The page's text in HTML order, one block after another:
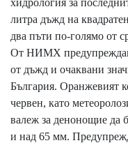
хидрология за
литра дъжд на
два пъти по-голямо от
От НИМХ
от дъжд и очаквани
България. Оранжевият
червен, като
валеж за денонощие да
и над 65 мм.